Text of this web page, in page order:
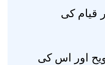
اور قیام کی
تراویح اور اس کی